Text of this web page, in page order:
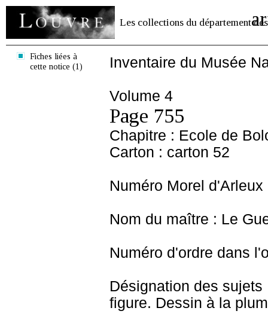
Les collections du département des
Fiches liées à
cette notice (1)
Inventaire du Musée
Volume 4
Page 755
Chapitre : Ecole de
Carton : carton 52
Numéro Morel d'Arleux
Nom du maître : Le
Numéro d'ordre dans
Désignation des
figure. Dessin à la